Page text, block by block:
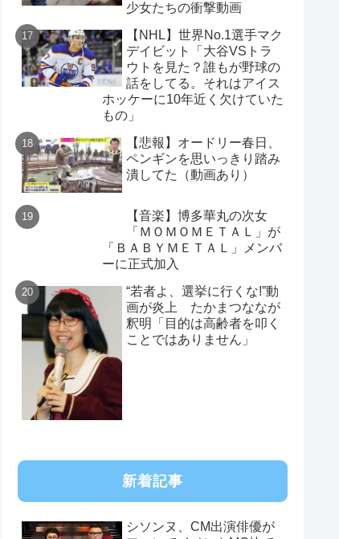
少女たちの衝撃動画
【NHL】世界No.1選手マク
デイビット「大谷VSトラ
ウトを見た？誰もが野球の
話をしてる。それはアイス
ホッケーに10年近く欠けていた
もの」
【悲報】オードリー春日、
ペンギンを思いっきり踏み
潰してた（動画あり）
【音楽】博多華丸の次女
「ＭＯＭＯＭＥＴＡＬ」が
「ＢＡＢＹＭＥＴＡＬ」メンバ
ーに正式加入
“若者よ、選挙に行くな!”動
画が炎上 たかまつななが
釈明「目的は高齢者を叩く
ことではありません」
新着記事
シソンヌ、CM出演俳優が